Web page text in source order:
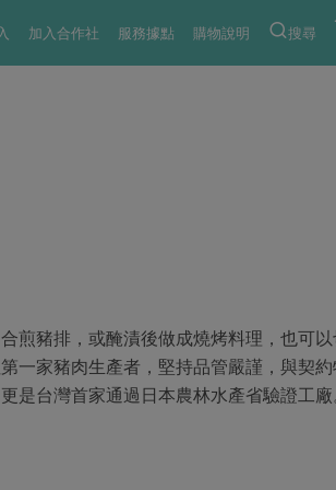
加入合作社 服務據點 購物說明 搜尋
煎豬排，或醃漬後做成燒烤料理，也可以
一家豬肉生產者，堅持品管嚴謹，與契約
是台灣首家通過日本農林水產省驗證工廠